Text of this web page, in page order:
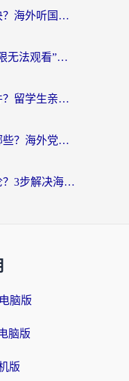
汽水音乐地区限制怎么解决？海外听国内音乐的实用指南来了
在海外看视频总遇“地区权限无法观看”？这篇攻略帮你轻松解锁国内影视动漫
国外如何听网易云音乐软件？留学生亲测有效的回国加速方案
海外看国内电视剧软件有哪些？海外党专属追剧指南来了
在美国怎么用酷我听周杰伦？3步解决海外听歌地域限制，附QQ音乐网易云通用技巧
脑版
脑版
版